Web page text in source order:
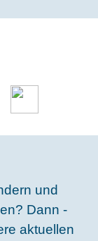
und
Dann
aktuellen